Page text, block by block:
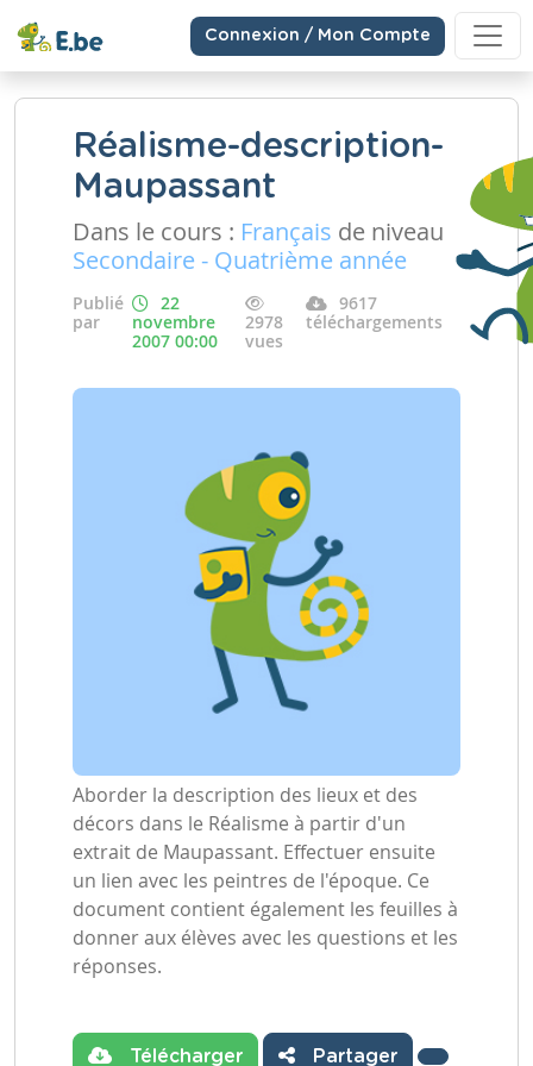
Connexion / Mon Compte
Réalisme-description-
Maupassant
Dans le cours : Français de niveau
Secondaire - Quatrième année
Publié
par
22
novembre
2007 00:00
2978
vues
9617
téléchargements
Aborder la description des lieux et des
décors dans le Réalisme à partir d'un
extrait de Maupassant. Effectuer ensuite
un lien avec les peintres de l'époque. Ce
document contient également les feuilles à
donner aux élèves avec les questions et les
réponses.
Télécharger Partager